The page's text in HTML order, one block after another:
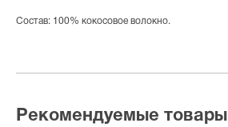
Состав: 100% кокосовое волокно.
Рекомендуемые товары